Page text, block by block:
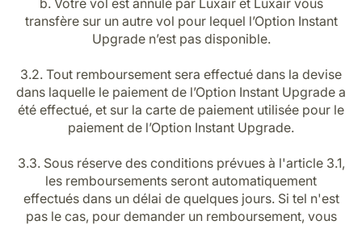
b. Votre vol est annulé par Luxair et Luxair vous
transfère sur un autre vol pour lequel l’Option Instant
Upgrade n’est pas disponible.
3.2. Tout remboursement sera effectué dans la devise
dans laquelle le paiement de l’Option Instant Upgrade a
été effectué, et sur la carte de paiement utilisée pour le
paiement de l’Option Instant Upgrade.
3.3. Sous réserve des conditions prévues à l'article 3.1,
les remboursements seront automatiquement
effectués dans un délai de quelques jours. Si tel n'est
pas le cas, pour demander un remboursement, vous